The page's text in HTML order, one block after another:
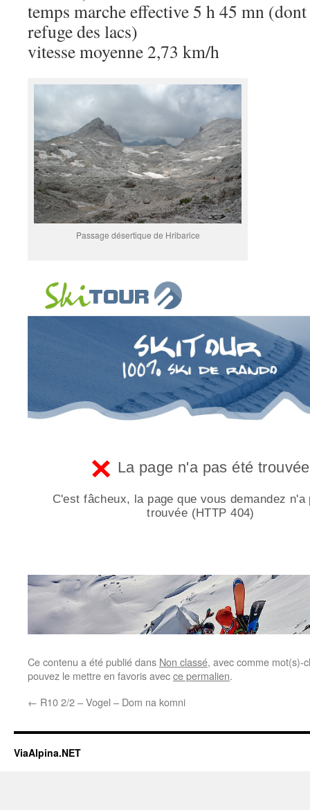
temps marche effective 5 h 45 mn
refuge des lacs)
vitesse moyenne 2,73 km/h
Passage désertique de Hribarice
Ce contenu a été publié dans Non classé, avec comme mot(s)-
pouvez le mettre en favoris avecce permalien.
← R10 2/2 – Vogel – Dom na komni
ViaAlpina.NET